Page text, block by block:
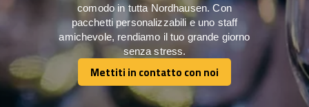
comodo in tutta Nordhausen. Con
pacchetti personalizzabili e uno staff
amichevole, rendiamo il tuo grande giorno
senza stress.
Mettiti in contatto con noi
Mettiti in contatto con noi